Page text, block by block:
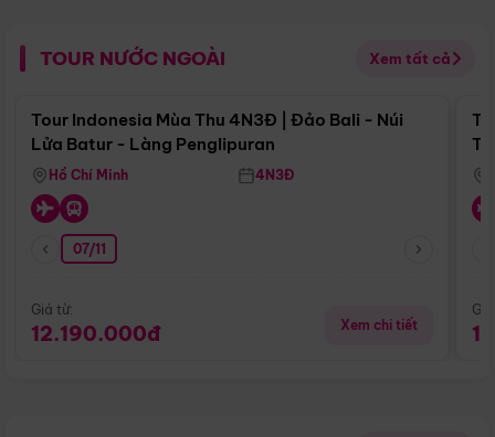
TOUR NƯỚC NGOÀI Xem tất cả
Điểm nổi bật
Tour Indonesia Mùa Thu 4N3Đ | Đảo Bali - Núi
Lửa Batur - Làng Penglipuran
Hồ Chí Minh 4N3Đ
07/11
Giá từ:
12.190.000đ Xem chi tiết